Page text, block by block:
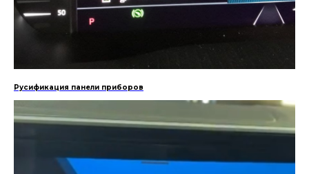
Русификация панели приборов